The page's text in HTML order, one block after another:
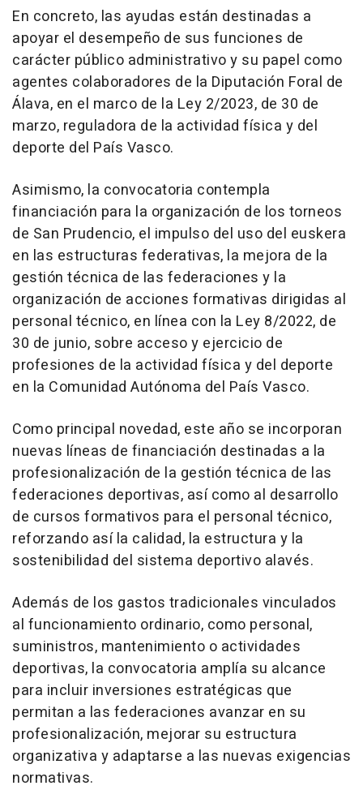
En concreto, las ayudas están destinadas a
apoyar el desempeño de sus funciones de
carácter público administrativo y su papel como
agentes colaboradores de la Diputación Foral de
Álava, en el marco de la Ley 2/2023, de 30 de
marzo, reguladora de la actividad física y del
deporte del País Vasco.
Asimismo, la convocatoria contempla
financiación para la organización de los torneos
de San Prudencio, el impulso del uso del euskera
en las estructuras federativas, la mejora de la
gestión técnica de las federaciones y la
organización de acciones formativas dirigidas al
personal técnico, en línea con la Ley 8/2022, de
30 de junio, sobre acceso y ejercicio de
profesiones de la actividad física y del deporte
en la Comunidad Autónoma del País Vasco.
Como principal novedad, este año se incorporan
nuevas líneas de financiación destinadas a la
profesionalización de la gestión técnica de las
federaciones deportivas, así como al desarrollo
de cursos formativos para el personal técnico,
reforzando así la calidad, la estructura y la
sostenibilidad del sistema deportivo alavés.
Además de los gastos tradicionales vinculados
al funcionamiento ordinario, como personal,
suministros, mantenimiento o actividades
deportivas, la convocatoria amplía su alcance
para incluir inversiones estratégicas que
permitan a las federaciones avanzar en su
profesionalización, mejorar su estructura
organizativa y adaptarse a las nuevas exigencias
normativas.